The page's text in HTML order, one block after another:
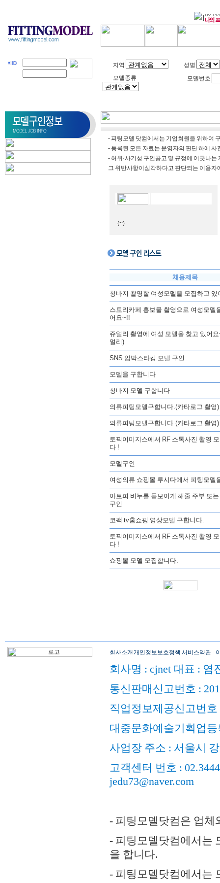
지역
성별
모델종류
모델번호
- 피팅모델 닷컴에서는 기업회원을 위하여
- 등록된 모든 자료는 운영자의 판단 하에
- 허위·사기성 구인공고 및 규정에 어긋나
그 위반사항이 심각하다고 판단되는 이용
(~)
채용제목
청바지 촬영할 여성모델을 모집하고 있
스토리카페 홍보물 촬영으로 여성모델
어요~!!
쥬얼리 촬영에 여성 모델을 찾고 있어
얼리)
SNS 압박스타킹 모델 구인
모델을 구합니다
청바지 모델 구합니다
의류피팅모델구합니다.(카타로그 촬영)
의류피팅모델구합니다.(카타로그 촬영)
토픽이미지스에서 RF 스톡사진 촬영
다 !
모델구인
여성의류 쇼핑몰 루시다에서 피팅모델
아토피 비누를 돋보이게 해줄 주부 또
구인
코팩 tv홈쇼핑 영상모델 구합니다.
토픽이미지스에서 RF 스톡사진 촬영
다 !
쇼핑몰 모델 모집합니다.
회사명 : cjnet 대표 : 염
통신판매신고번호 :
직업정보제공신고번호
대중문화예술기획업
사업장 주소 : 서울시
고객센터 번호 :
jedu73@naver.com
- 피팅모델닷컴은 업체
- 피팅모델닷컴에서는
을 합니다.
- 피팅모델닷컴에서는